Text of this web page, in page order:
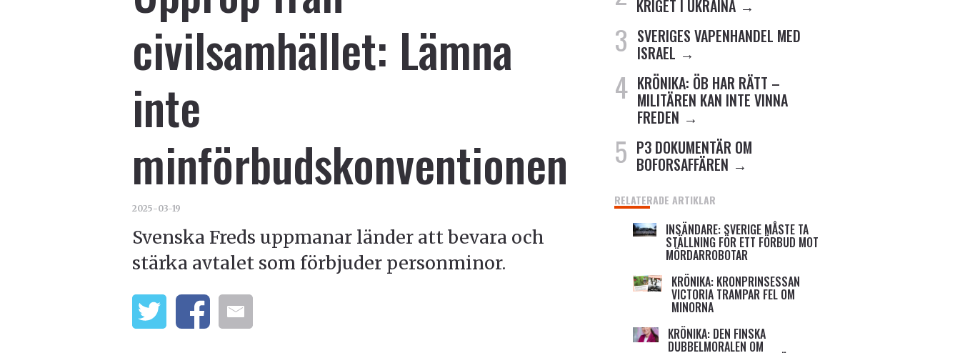
civilsamhället: Lämna
inte
minförbudskonventionen
2025-03-19
Svenska Freds uppmanar länder att bevara och
stärka avtalet som förbjuder personminor.
KRIGET I UKRAINA
SVERIGES VAPENHANDEL MED
ISRAEL
KRÖNIKA: ÖB HAR RÄTT –
MILITÄREN KAN INTE VINNA
FREDEN
P3 DOKUMENTÄR OM
BOFORSAFFÄREN
RELATERADE ARTIKLAR
INSÄNDARE: SVERIGE MÅSTE TA
STÄLLNING FÖR ETT FÖRBUD MOT
MÖRDARROBOTAR
KRÖNIKA: KRONPRINSESSAN
VICTORIA TRAMPAR FEL OM
MINORNA
KRÖNIKA: DEN FINSKA
DUBBELMORALEN OM